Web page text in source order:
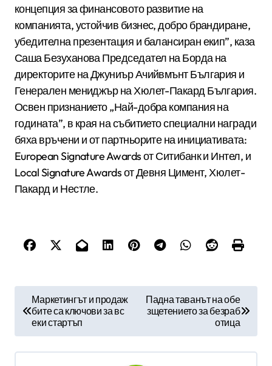
концепция за финансовото развитие на
компанията, устойчив бизнес, добро брандиране,
убедителна презентация и балансиран екип”, каза
Саша Безуханова Председател на Борда на
директорите на Джуниър Ачийвмънт България и
Генерален мениджър на Хюлет-Пакард България.
Освен признанието „Най-добра компания на
годината”, в края на събитието специални награди
бяха връчени и от партньорите на инициативата:
European Signature Awards от Ситибанк и Интел, и
Local Signature Awards от Девня Цимент, Хюлет-
Пакард и Нестле.
в
и
Маркетингът и продаж
бите са ключови за вс
еки стартъп
Падна таванът на обе
зщетението за безраб
отица